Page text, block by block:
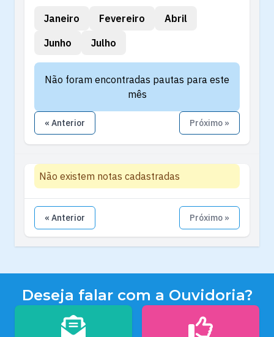
Janeiro Fevereiro
Abril
Junho
Julho
Não foram encontradas pautas para este
mês
« Anterior Próximo »
Não existem notas cadastradas
« Anterior Próximo »
Deseja falar com a Ouvidoria?